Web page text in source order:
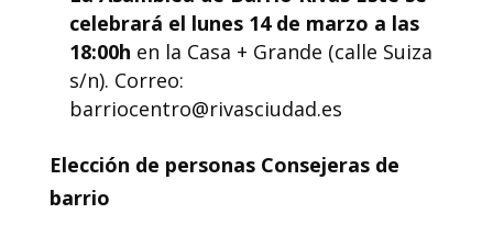
celebrará el lunes 14 de marzo a las
18:00h en la Casa + Grande (calle Suiza
s/n). Correo:
barriocentro@rivasciudad.es
Elección de personas Consejeras de
barrio